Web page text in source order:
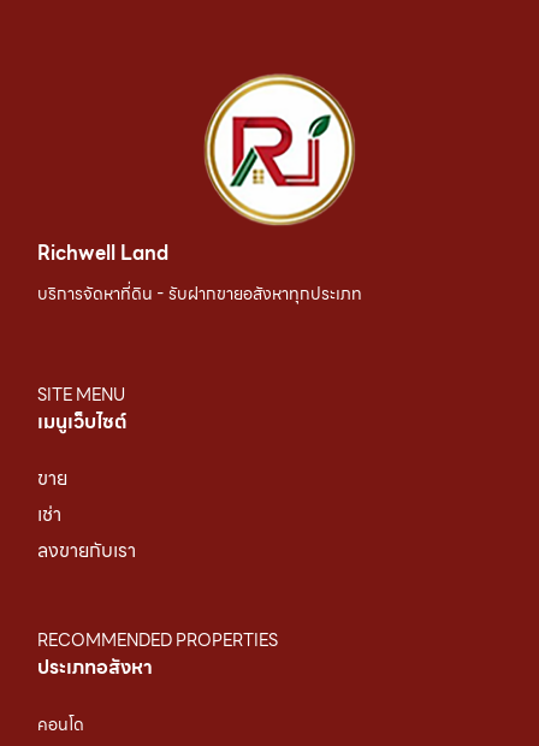
Richwell Land
บริการจัดหาที่ดิน - รับฝากขายอสังหาทุกประเภท
SITE MENU
เมนูเว็บไซต์
ขาย
เช่า
ลงขายกับเรา
RECOMMENDED PROPERTIES
ประเภทอสังหา
คอนโด